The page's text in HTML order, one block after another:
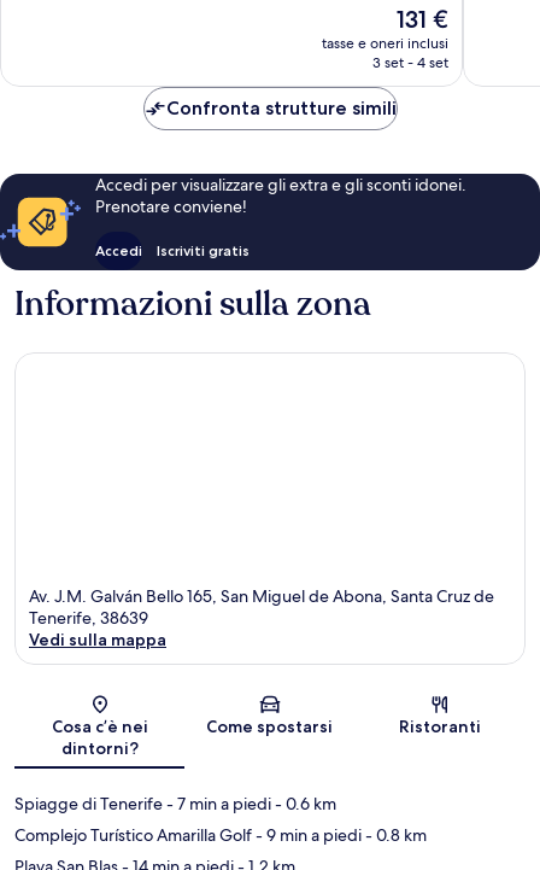
Il
prezzo
attuale
131 €
131 €
tasse e oneri inclusi
3 set - 4 set
Confronta strutture simili
Accedi per visualizzare gli extra e gli sconti idonei.
Prenotare conviene!
Accedi Iscriviti gratis
Informazioni sulla zona
Av. J.M. Galván Bello 165, San Miguel de Abona, Santa Cruz de
Tenerife, 38639
Vedi sulla mappa
Cosa c’è nei
dintorni?
Come spostarsi Ristoranti
Spiagge di Tenerife- 7 min a piedi- 0.6 km
Complejo Turístico Amarilla Golf- 9 min a piedi- 0.8 km